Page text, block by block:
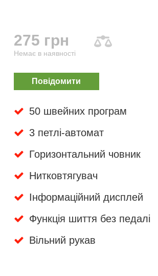
275 грн
Немає в наявності
Повідомити
50 швейних програм
3 петлі-автомат
Горизонтальний човник
Нитковтягувач
Інформаційний дисплей
Функція шиття без педалі
Вільний рукав